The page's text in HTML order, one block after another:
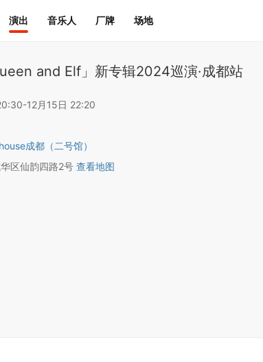
演出 音乐人 厂牌 场地
and Elf」新专辑2024巡演·成都站
12月15日 22:20
成都（二号馆）
区仙韵四路2号 查看地图